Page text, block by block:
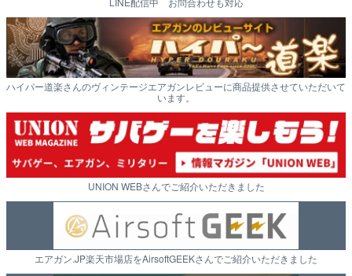
ハイパー道楽さんのヴィンテージエアガンレビューに商品提供させていただいて
います。
UNION WEBさんでご紹介いただきました
エアガン.JP楽天市場店をAirsoftGEEKさんでご紹介いただきました